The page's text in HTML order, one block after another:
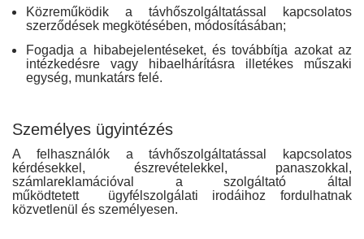
Közreműködik a távhőszolgáltatással kapcsolatos
szerződések megkötésében, módosításában;
Fogadja a hibabejelentéseket, és továbbítja azokat az
intézkedésre vagy hibaelhárításra illetékes műszaki
egység, munkatárs felé.
Személyes ügyintézés
A felhasználók a távhőszolgáltatással kapcsolatos
kérdésekkel, észrevételekkel, panaszokkal,
számlareklamációval a szolgáltató által
működtetett ügyfélszolgálati irodáihoz fordulhatnak
közvetlenül és személyesen.